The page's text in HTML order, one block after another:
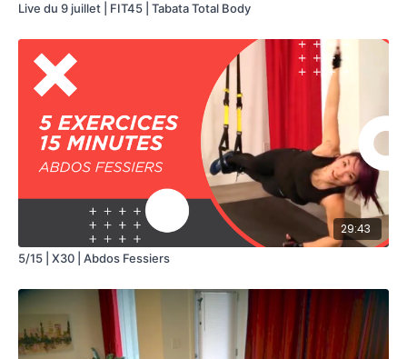
Haltères (facultatives)
Tapis de sol
Live du 9 juillet | FIT45 | Tabata Total Body
29:43
5/15 | X30 | Abdos Fessiers